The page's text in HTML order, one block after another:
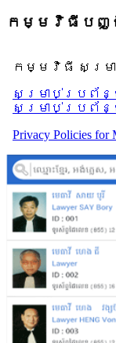
កម្មវិធីបញ្ជីឈ្
កម្មវិធី សម្រាប់
សម្រាប់​ប្រព័ន្ធ
សម្រាប់​ប្រព័ន្ធ
Privacy Policies for